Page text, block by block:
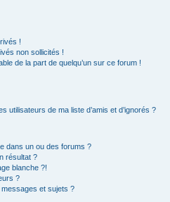
!
non sollicités !
de la part de quelqu’un sur ce forum !
utilisateurs de ma liste d’amis et d’ignorés ?
dans un ou des forums ?
résultat ?
blanche ?!
?
et sujets ?